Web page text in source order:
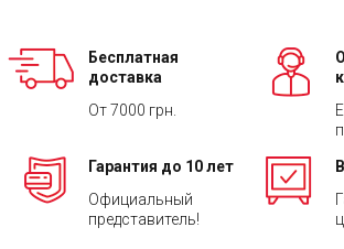
Бесплатная
доставка
От 7000 грн.
Гарантия до 10 лет
Официальный
представитель!